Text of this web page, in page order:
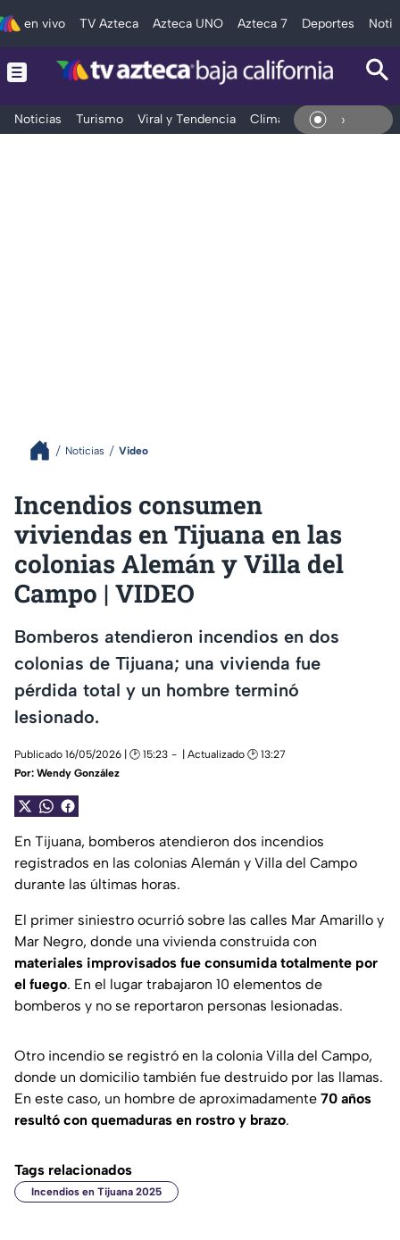
en vivo TV Azteca Azteca UNO Azteca 7 Deportes
Noticias Turismo Viral y Tendencia Clima Deportes En
Noticias Video
Incendios consumen
viviendas en Tijuana en las
colonias Alemán y Villa del
Campo | VIDEO
Bomberos atendieron incendios en dos
colonias de Tijuana; una vivienda fue
pérdida total y un hombre terminó
lesionado.
Publicado 16/05/2026 | 🕑 15:23
| Actualizado 🕑 13:27
Por: Wendy González
En Tijuana, bomberos atendieron dos incendios
registrados en las colonias Alemán y Villa del Campo
durante las últimas horas.
El primer siniestro ocurrió sobre las calles Mar Amarillo y
Mar Negro, donde una vivienda construida con
materiales improvisados fue consumida totalmente por
el fuego. En el lugar trabajaron 10 elementos de
bomberos y no se reportaron personas lesionadas.
Otro incendio se registró en la colonia Villa del Campo,
donde un domicilio también fue destruido por las llamas.
En este caso, un hombre de aproximadamente 70 años
resultó con quemaduras en rostro y brazo.
Tags relacionados
Incendios en Tijuana 2025